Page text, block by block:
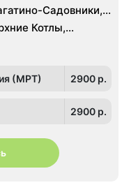
Садовники,
Северное
Южное Чертаново
Котлы,
Нагатинская,
(МРТ) 2900 p.
2900 p.